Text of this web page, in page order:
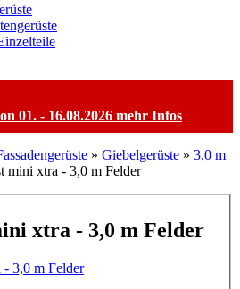
01. - 16.08.2026 mehr Infos
» Giebelgerüste » 3,0 m
mini xtra - 3,0 m Felder
xtra - 3,0 m Felder